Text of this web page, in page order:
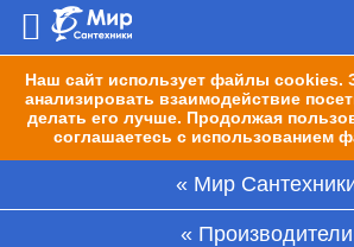
Наш сайт использует файлы cookies.
анализировать взаимодействие
делать его лучше. Продолжая
соглашаетесь с использованием
Мир
Производители